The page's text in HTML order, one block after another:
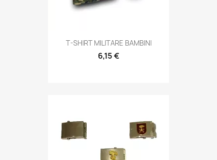
Anteprima
T-SHIRT MILITARE BAMBINI
6,15 €